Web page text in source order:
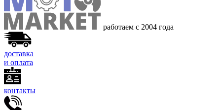
работаем с 2004 года
доставка
и оплата
контакты